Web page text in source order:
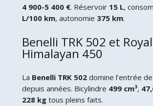
4 900-5 400 €. Réservoir 15 L,
L/100 km, autonomie 375 km.
Benelli TRK 502 et
Himalayan 450
La Benelli TRK 502domine l’entrée
depuis années. Bicylindre 499 cm³,
228 kgtous pleins faits.